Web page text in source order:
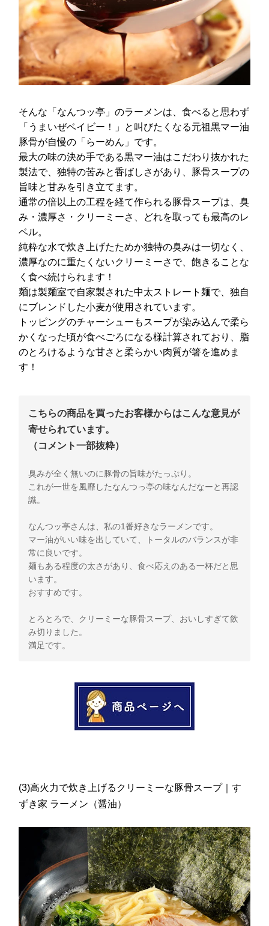
そんな「なんつッ亭」のラーメンは、食べると思わず
「うまいぜベイビー！」と叫びたくなる元祖黒マー油
豚骨が自慢の「らーめん」です。
最大の味の決め手である黒マー油はこだわり抜かれた
製法で、独特の苦みと香ばしさがあり、豚骨スープの
旨味と甘みを引き立てます。
通常の倍以上の工程を経て作られる豚骨スープは、臭
み・濃厚さ・クリーミーさ、どれを取っても最高のレ
ベル。
純粋な水で炊き上げたためか独特の臭みは一切なく、
濃厚なのに重たくないクリーミーさで、飽きることな
く食べ続けられます！
麺は製麺室で自家製された中太ストレート麺で、独自
にブレンドした小麦が使用されています。
トッピングのチャーシューもスープが染み込んで柔ら
かくなった頃が食べごろになる様計算されており、脂
のとろけるような甘さと柔らかい肉質が箸を進めま
す！
こちらの商品を買ったお客様からはこんな意見が
寄せられています。
（コメント一部抜粋）
臭みが全く無いのに豚骨の旨味がたっぷり。
これが一世を風靡したなんつっ亭の味なんだなーと再認
識。
なんつッ亭さんは、私の1番好きなラーメンです。
マー油がいい味を出していて、トータルのバランスが非
常に良いです。
麺もある程度の太さがあり、食べ応えのある一杯だと思
います。
おすすめです。
とろとろで、クリーミーな豚骨スープ、おいしすぎて飲
み切りました。
満足です。
(3)高火力で炊き上げるクリーミーな豚骨スープ｜す
ずき家 ラーメン（醤油）